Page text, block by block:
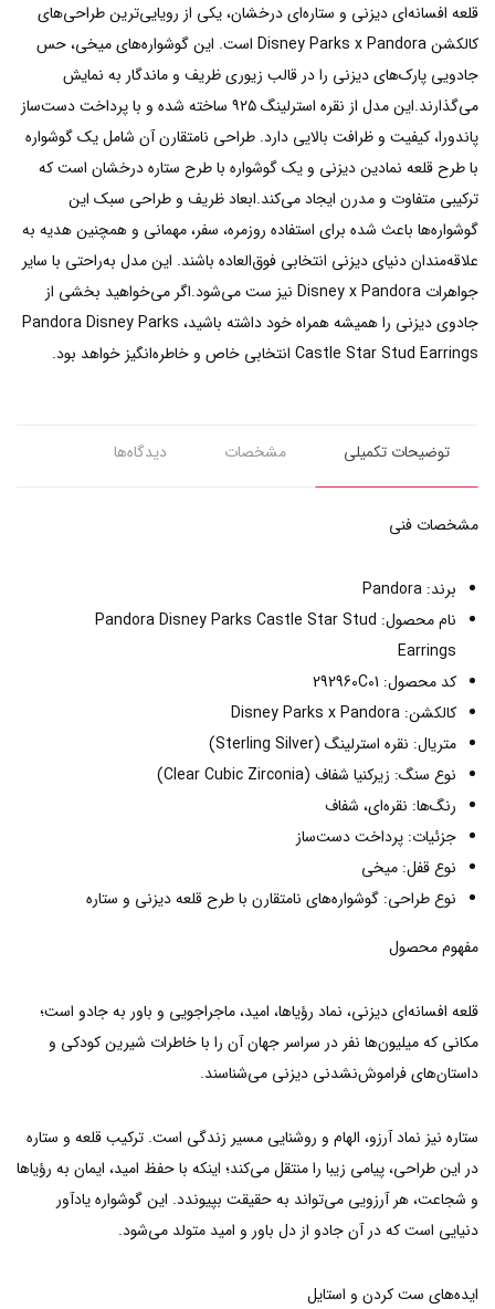
قلعه افسانه‌ای دیزنی و ستاره‌ای درخشان، یکی از رویایی‌ترین طراحی‌های
کالکشن Disney Parks x Pandora است. این گوشواره‌های میخی، حس
جادویی پارک‌های دیزنی را در قالب زیوری ظریف و ماندگار به نمایش
می‌گذارند.این مدل از نقره استرلینگ ۹۲۵ ساخته شده و با پرداخت دست‌ساز
پاندورا، کیفیت و ظرافت بالایی دارد. طراحی نامتقارن آن شامل یک گوشواره
با طرح قلعه نمادین دیزنی و یک گوشواره با طرح ستاره درخشان است که
ترکیبی متفاوت و مدرن ایجاد می‌کند.ابعاد ظریف و طراحی سبک این
گوشواره‌ها باعث شده برای استفاده روزمره، سفر، مهمانی و همچنین هدیه به
علاقه‌مندان دنیای دیزنی انتخابی فوق‌العاده باشند. این مدل به‌راحتی با سایر
جواهرات Disney x Pandora نیز ست می‌شود.اگر می‌خواهید بخشی از
جادوی دیزنی را همیشه همراه خود داشته باشید، Pandora Disney Parks
Castle Star Stud Earrings انتخابی خاص و خاطره‌انگیز خواهد بود.
توضیحات تکمیلی مشخصات دیدگاه‌ها
مشخصات فنی
برند: Pandora
نام محصول: Pandora Disney Parks Castle Star Stud
Earrings
کد محصول: 292960C01
کالکشن: Disney Parks x Pandora
متریال: نقره استرلینگ (Sterling Silver)
نوع سنگ: زیرکنیا شفاف (Clear Cubic Zirconia)
رنگ‌ها: نقره‌ای، شفاف
جزئیات: پرداخت دست‌ساز
نوع قفل: میخی
نوع طراحی: گوشواره‌های نامتقارن با طرح قلعه دیزنی و ستاره
مفهوم محصول
قلعه افسانه‌ای دیزنی، نماد رؤیاها، امید، ماجراجویی و باور به جادو است؛
مکانی که میلیون‌ها نفر در سراسر جهان آن را با خاطرات شیرین کودکی و
داستان‌های فراموش‌نشدنی دیزنی می‌شناسند.
ستاره نیز نماد آرزو، الهام و روشنایی مسیر زندگی است. ترکیب قلعه و ستاره
در این طراحی، پیامی زیبا را منتقل می‌کند؛ اینکه با حفظ امید، ایمان به رؤیاها
و شجاعت، هر آرزویی می‌تواند به حقیقت بپیوندد. این گوشواره یادآور
دنیایی است که در آن جادو از دل باور و امید متولد می‌شود.
ایده‌های ست کردن و استایل